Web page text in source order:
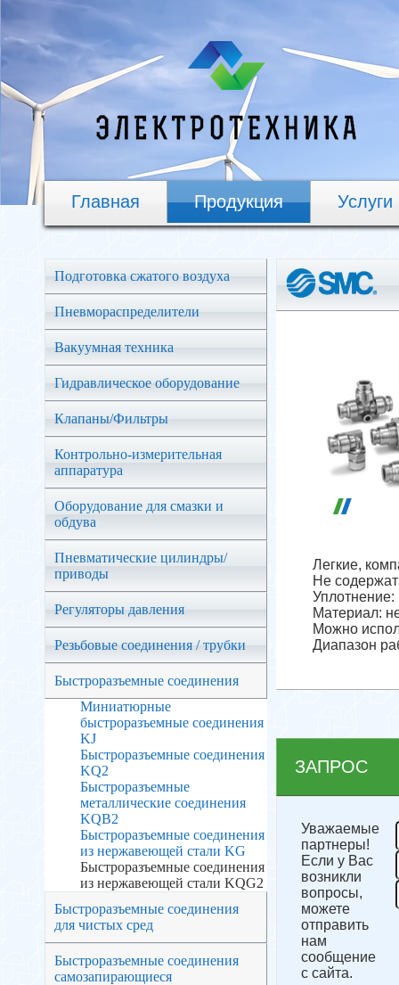
Главная Продукция Услуги
Подготовка сжатого воздуха
Пневмораспределители
Вакуумная техника
Гидравлическое оборудование
Клапаны/Фильтры
Контрольно-измерительная
аппаратура
Оборудование для смазки и
обдува
Пневматические цилиндры/
приводы
Регуляторы давления
Резьбовые соединения / трубки
Быстроразъемные соединения
Миниатюрные
быстроразъемные соединения
KJ
Быстроразъемные соединения
KQ2
Быстроразъемные
металлические соединения
KQB2
Быстроразъемные соединения
из нержавеющей стали KG
Быстроразъемные соединения
из нержавеющей стали KQG2
Быстроразъемные соединения
для чистых сред
Быстроразъемные соединения
самозапирающиеся
Легкие,
Не
Материал:
Можно
Диапазон
ЗАПРОС
Уважаемые
партнеры!
Если у Вас
возникли
вопросы,
можете
отправить
нам
сообщение
с сайта.